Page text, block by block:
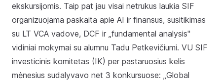
ekskursijomis. Taip pat jau visai netrukus laukia SIF
organizuojama paskaita apie AI ir finansus, susitikimas
su LT VCA vadove, DCF ir „fundamental analysis"
vidiniai mokymai su alumnu Tadu Petkevičiumi. VU SIF
investicinis komitetas (IK) per pastaruosius kelis
mėnesius sudalyvavo net 3 konkursuose: „Global